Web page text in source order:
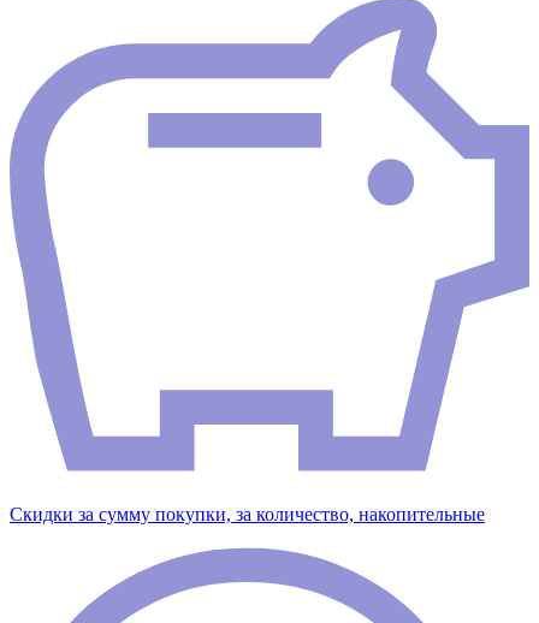
Скидки за сумму покупки, за количество, накопительные